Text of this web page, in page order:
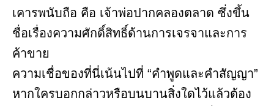
เคารพนับถือ คือ เจ้าพ่อปากคลองตลาด ซึ่งขึ้น
ชื่อเรื่องความศักดิ์สิทธิ์ด้านการเจรจาและการ
ค้าขาย
ความเชื่อของที่นี่เน้นไปที่ “คำพูดและคำสัญญา”
หากใครบอกกล่าวหรือบนบานสิ่งใดไว้แล้วต้อง